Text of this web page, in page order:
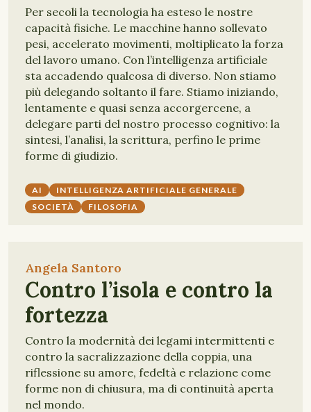
Per secoli la tecnologia ha esteso le nostre
capacità fisiche. Le macchine hanno sollevato
pesi, accelerato movimenti, moltiplicato la forza
del lavoro umano. Con l’intelligenza artificiale
sta accadendo qualcosa di diverso. Non stiamo
più delegando soltanto il fare. Stiamo iniziando,
lentamente e quasi senza accorgercene, a
delegare parti del nostro processo cognitivo: la
sintesi, l’analisi, la scrittura, perfino le prime
forme di giudizio.
AI
INTELLIGENZA ARTIFICIALE GENERALE
SOCIETÀ
FILOSOFIA
Angela Santoro
Contro l’isola e contro la
fortezza
Contro la modernità dei legami intermittenti e
contro la sacralizzazione della coppia, una
riflessione su amore, fedeltà e relazione come
forme non di chiusura, ma di continuità aperta
nel mondo.